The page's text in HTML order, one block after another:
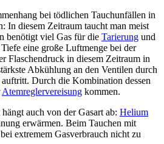
bei tödlichen Tauchunfällen in
In diesem Zeitraum taucht man meist
benötigt viel Gas für die Tarierung und
eine große Luftmenge bei der
Flaschendruck in diesem Zeitraum in
Abkühlung an den Ventilen durch
Durch die Kombination dessen
Atemreglervereisung kommen.
auch von der Gasart ab: Helium
erwärmen. Beim Tauchen mit
extremem Gasverbrauch nicht zu